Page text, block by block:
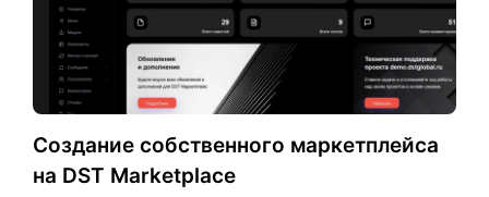
Создание собственного маркетплейса
на DST Marketplace